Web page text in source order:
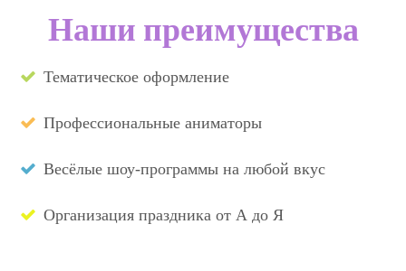
Наши преимущества
Тематическое оформление
Профессиональные аниматоры
Весёлые шоу-программы на любой вкус
Организация праздника от А до Я